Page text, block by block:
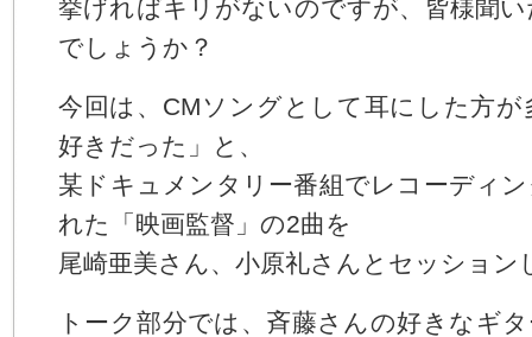
挙げればキリがないのですが、皆様聞
でしょうか？
今回は、CMソングとして耳にした方
好きだった」と、
某ドキュメンタリー番組でレコーディ
れた「映画監督」の2曲を
尾崎亜美さん、小原礼さんとセッション
トーク部分では、斉藤さんの好きなギ